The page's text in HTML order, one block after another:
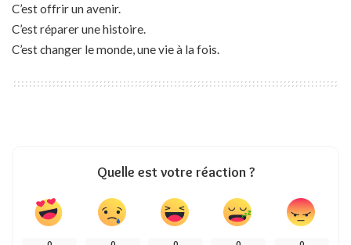
C’est offrir un avenir.
C’est réparer une histoire.
C’est changer le monde, une vie à la fois.
Quelle est votre réaction ?